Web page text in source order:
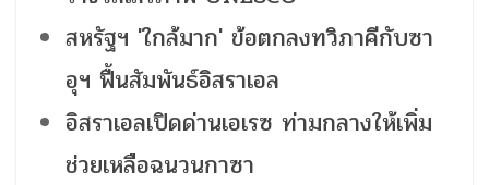
สหรัฐฯ 'ใกล้มาก' ข้อตกลงทวิภาคีกับซา
อุฯ ฟื้นสัมพันธ์อิสราเอล
อิสราเอลเปิดด่านเอเรซ ท่ามกลางให้เพิ่ม
ช่วยเหลือฉนวนกาซา